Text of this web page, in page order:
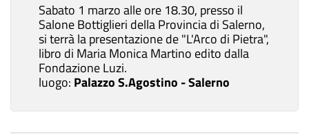
Sabato 1 marzo alle ore 18.30, presso il
Salone Bottiglieri della Provincia di Salerno,
si terrà la presentazione de "L'Arco di Pietra",
libro di Maria Monica Martino edito dalla
Fondazione Luzi.
luogo: Palazzo S.Agostino - Salerno